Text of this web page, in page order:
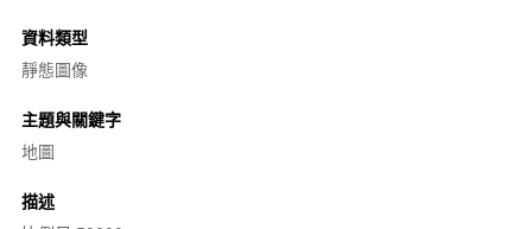
資料類型
靜態圖像
主題與關鍵字
地圖
描述